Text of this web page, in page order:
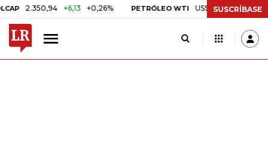
2.350,94 +6,13 +0,26% PETRÓLEO WTI US$ 78,01 US$ 2,92
SUSCRÍBASE